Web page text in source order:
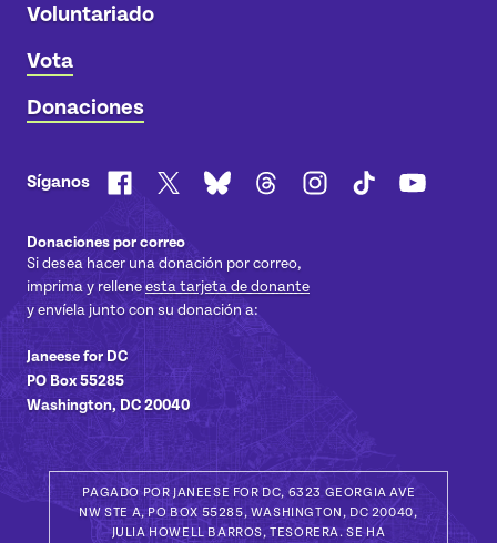
Voluntariado
Vota
Donaciones
Síganos Facebook
X BlueskyThreadsInstagram
TikTokYouTube
Donaciones por correo
Si desea hacer una donación por correo,
imprima y rellene esta tarjeta de donante
y envíela junto con su donación a:
Janeese for DC
PO Box 55285
Washington, DC 20040
PAGADO POR JANEESE FOR DC, 6323 GEORGIA AVE
NW STE A, PO BOX 55285, WASHINGTON, DC 20040,
JULIA HOWELL BARROS, TESORERA. SE HA